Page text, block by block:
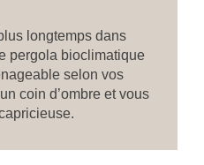
longtemps dans
pergola bioclimatique
selon vos
coin d’ombre et vous